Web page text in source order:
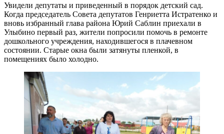
Увидели депутаты и приведенный в порядок детский сад.
Когда председатель Совета депутатов Генриетта Истратенко и
вновь избранный глава района Юрий Саблин приехали в
Улыбино первый раз, жители попросили помочь в ремонте
дошкольного учреждения, находившегося в плачевном
состоянии. Старые окна были затянуты пленкой, в
помещениях было холодно.